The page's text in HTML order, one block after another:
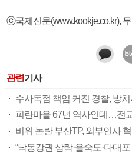
ⓒ국제신문(www.kookje.co.kr),
관련기사
수사독점 책임 커진 경찰, 방
피란마을 67년 역사인데…전
비위 논란 부산TP, 외부인사
“낙동강권 삼락·을숙도·다대